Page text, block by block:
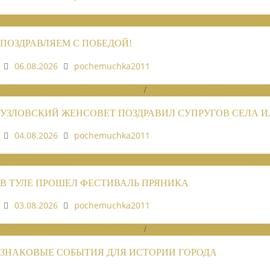
ПОЗДРАВЛЯЕМ С ПОБЕДОЙ!
06.08.2026
pochemuchka2011
/
УЗЛОВСКИЙ ЖЕНСОВЕТ ПОЗДРАВИЛ СУПРУГОВ СЕЛА
04.08.2026
pochemuchka2011
В ТУЛЕ ПРОШЕЛ ФЕСТИВАЛЬ ПРЯНИКА
03.08.2026
pochemuchka2011
/
ЗНАКОВЫЕ СОБЫТИЯ ДЛЯ ИСТОРИИ ГОРОДА